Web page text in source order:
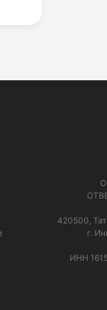
420500,
г.
ИНН